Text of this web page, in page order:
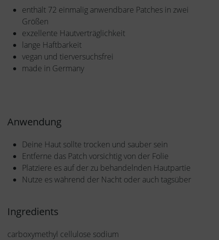
enthält 72 einmalig anwendbare Patches in zwei
Größen
exzellente Hautverträglichkeit
lange Haftbarkeit
vegan und tierversuchsfrei
made in Germany
Anwendung
Deine Haut sollte trocken und sauber sein
Entferne das Patch vorsichtig von der Folie
Platziere es auf der zu behandelnden Hautpartie
Nutze es während der Nacht oder auch tagsüber
Ingredients
carboxymethyl cellulose sodium